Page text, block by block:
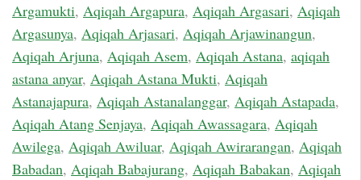
Argamukti, Aqiqah Argapura, Aqiqah Argasari, Aqiqah
Argasunya, Aqiqah Arjasari, Aqiqah Arjawinangun,
Aqiqah Arjuna, Aqiqah Asem, Aqiqah Astana, aqiqah
astana anyar, Aqiqah Astana Mukti, Aqiqah
Astanajapura, Aqiqah Astanalanggar, Aqiqah Astapada,
Aqiqah Atang Senjaya, Aqiqah Awassagara, Aqiqah
Awilega, Aqiqah Awiluar, Aqiqah Awirarangan, Aqiqah
Babadan, Aqiqah Babajurang, Aqiqah Babakan, Aqiqah